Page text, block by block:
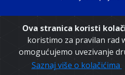
Ova stranica koristi
koristimo za pravilan rad
omogućujemo uvezivanje
Saznaj više o kolačićima
Copyright 2021. Vlada